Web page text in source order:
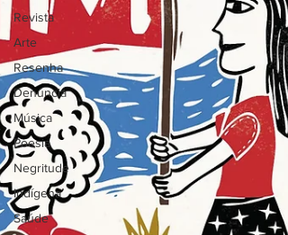
Revista
Arte
Resenha
Denúncia
Música
Poesia
Negritude
Indígena
Saúde